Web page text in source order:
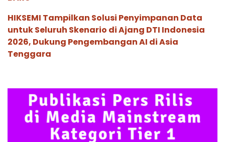
HIKSEMI Tampilkan Solusi Penyimpanan Data
untuk Seluruh Skenario di Ajang DTI Indonesia
2026, Dukung Pengembangan AI di Asia
Tenggara